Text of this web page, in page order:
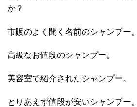
か？
市販のよく聞く名前のシャンプー。
高級なお値段のシャンプー。
美容室で紹介されたシャンプー。
とりあえず値段が安いシャンプー。